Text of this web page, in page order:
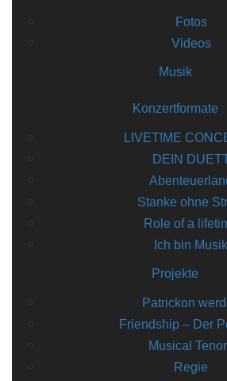
Fotos
Videos
Musik
Konzertformate
LIVET!ME
DEIN
Stanke ohne
Role of a
Ich bin Musik
Projekte
Patrickon
Friendship – Der
Musical
Regie